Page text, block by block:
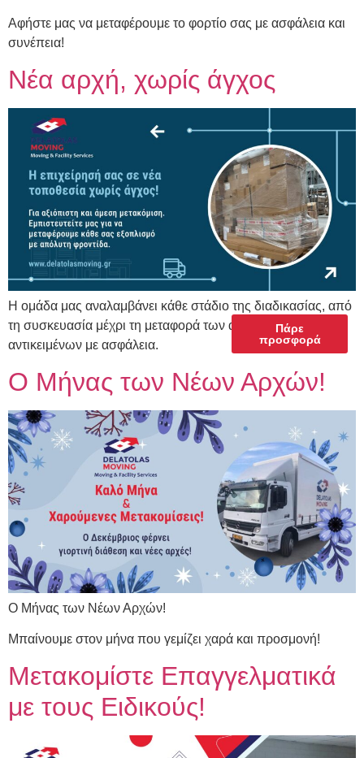
Αφήστε μας να μεταφέρουμε το φορτίο σας με ασφάλεια και
συνέπεια!
Νέα αρχή, χωρίς άγχος
Η ομάδα μας αναλαμβάνει κάθε στάδιο της διαδικασίας, από
τη συσκευασία μέχρι τη μεταφορά των αγαπημένων σας
αντικειμένων με ασφάλεια.
Ο Μήνας των Νέων Αρχών!
Ο Μήνας των Νέων Αρχών!
Μπαίνουμε στον μήνα που γεμίζει χαρά και προσμονή!
Μετακομίστε Επαγγελματικά
με τους Ειδικούς!
Πάρε
προσφορά